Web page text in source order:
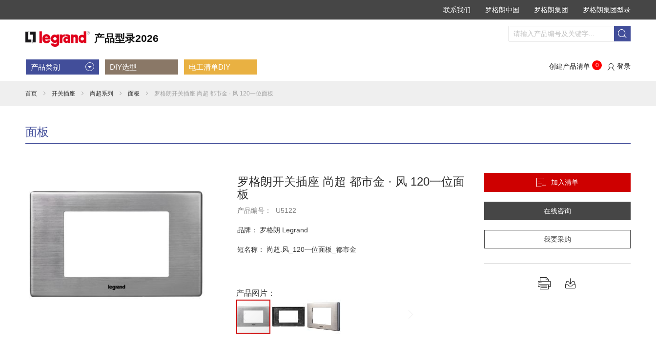
联系我们 罗格朗中国 罗格朗集团 罗格朗集团型录
搜
创建产品清单
0 登录
产品类别 DIY选型 电工清单DIY
首页 开关插座 尚超系列 面板 罗格朗开关插座 尚超 都市金 · 风 120一位面板
面板
罗格朗开关插座 尚超 都市金 · 风 120一位面
板
产品编号： U5122
品牌： 罗格朗 Legrand
短名称： 尚超.风_120一位面板_都市金
加入清单
在线咨询
我要采购